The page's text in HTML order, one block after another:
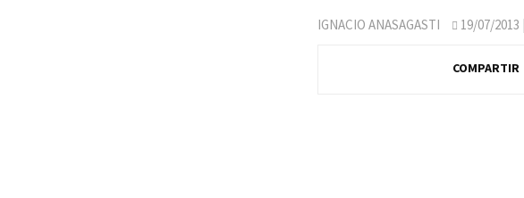
IGNACIO ANASAGASTI 19/07/2013 |
COMPARTIR